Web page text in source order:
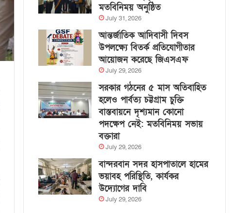
মতবিনিময় অনুষ্ঠিত
July 31, 2026
আন্তর্জাতিক আদিবাসী দিবস
উপলক্ষ্যে বিতর্ক প্রতিযোগীতার
আয়োজন করেছে জিএসএফ
July 29, 2026
সরকার গঠনের ৫ মাস অতিবাহিত
হলেও পার্বত্য চট্টগ্রাম চুক্তি
বাস্তবায়নে দৃশ্যমান কোনো
পদক্ষেপ নেই: মতবিনিময় সভায়
বক্তারা
July 29, 2026
বান্দরবান সদর হাসপাতালে হামের
ভয়াবহ পরিস্থিতি, কার্যকর
উদ্যোগের দাবি
July 29, 2026